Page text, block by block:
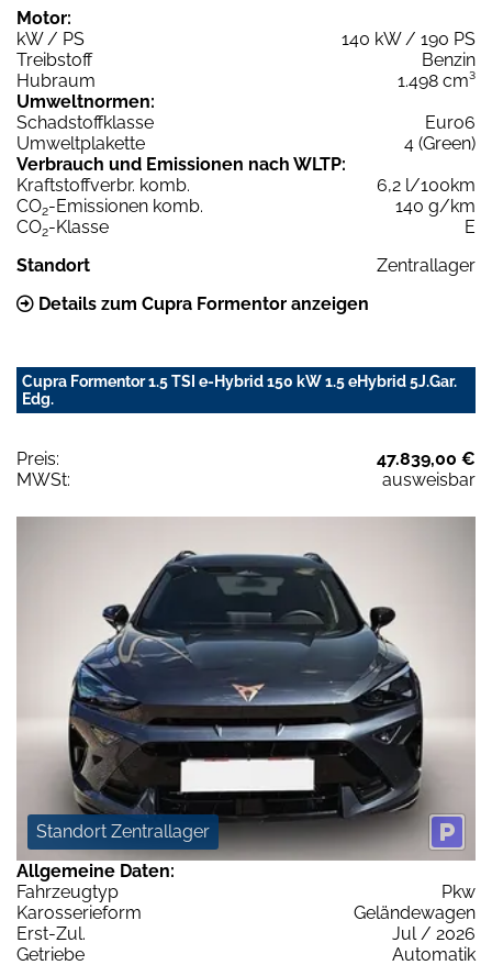
Motor:
kW / PS
140 kW / 190 PS
Treibstoff
Benzin
Hubraum
1.498 cm³
Umweltnormen:
Schadstoffklasse
Euro6
Umweltplakette
4 (Green)
Verbrauch und Emissionen nach WLTP:
Kraftstoffverbr. komb.
6,2 l/100km
CO2-Emissionen komb.
140 g/km
CO2-Klasse
E
Standort
Zentrallager
Details zum Cupra Formentor anzeigen
Cupra Formentor 1.5 TSI e-Hybrid 150 kW 1.5 eHybrid 5J.Gar.
Edg.
Preis:
47.839,00 €
MWSt:
ausweisbar
Standort Zentrallager
Allgemeine Daten:
Fahrzeugtyp
Pkw
Karosserieform
Geländewagen
Erst-Zul.
Jul / 2026
Getriebe
Automatik